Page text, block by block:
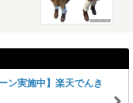
ン実施中】楽天でんき